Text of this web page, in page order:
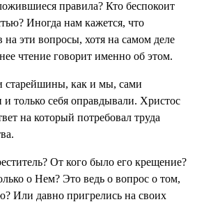
правила? Кто беспокоит
Иногда нам кажется, что
на эти вопросы, хотя на самом деле
чтение говорит именно об этом.
старейшины, как и мы, сами
и только себя оправдывали. Христос
на который потребовал труда
От кого было его крещение?
о Нем? Это ведь о вопрос о том,
Или давно пригрелись на своих